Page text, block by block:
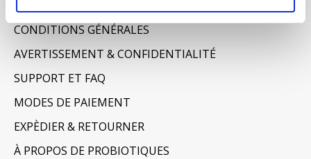
CONDITIONS GÉNÉRALES
AVERTISSEMENT & CONFIDENTIALITÉ
SUPPORT ET FAQ
MODES DE PAIEMENT
EXPÈDIER & RETOURNER
À PROPOS DE PROBIOTIQUES